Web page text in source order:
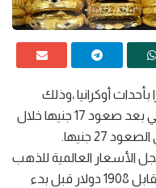
أوكرانيا ،وذلك
بقيمة 10 جنيهات للمرة الثالثة على التوالي بعد صعود 17 جنيها خلال
27 جنيها.
الأسعار العالمية للذهب
أعلي مستوى في عام عند 1966 دولار مقابل 1908 دولار قبل بدء